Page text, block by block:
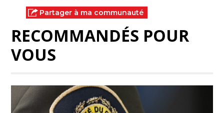
Partager à ma communauté
RECOMMANDÉS POUR
VOUS